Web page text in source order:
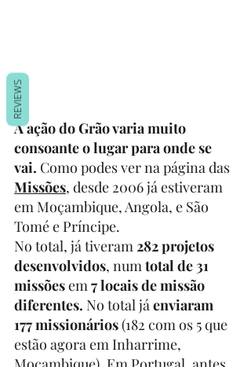
A ação do Grão varia muito
consoante o lugar para onde se
vai. Como podes ver na página das
Missões, desde 2006 já estiveram
em Moçambique, Angola, e São
Tomé e Príncipe.
No total, já tiveram 282 projetos
desenvolvidos, num total de 31
missões em 7 locais de missão
diferentes. No total já enviaram
177 missionários (182 com os 5 que
estão agora em Inharrime,
REVIEWS